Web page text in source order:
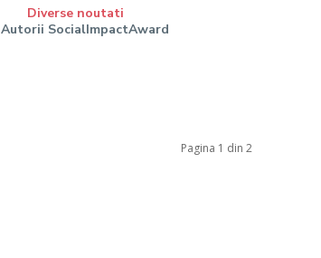
Diverse noutati
Autorii SocialImpactAward
Pagina 1 din 2